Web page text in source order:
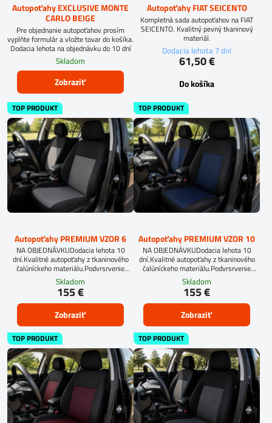
Autopoťahy EXCLUSIVE MONTE
CARLO BEIGE
Pre objednanie autopoťahov prosím
vyplňte formulár a vložte tovar do košíka.
Dodacia lehota na objednávku do 10 dní
Skladom
Zobraziť
Autopoťahy FIAT SEICENTO
Kompletná sada autopoťahov na FIAT
SEICENTO. Kvalitný pevný tkaninový
materiál.
Dodacia lehota 7 dní
61,50 €
Do košíka
TOP PRODUKT
Autopoťahy PREMIUM VZOR 6
NA OBJEDNÁVKUDodacia lehota 10
dní.Kvalitné autopoťahy z tkaninového
čalúníckeho materiálu.Podvrsrvenie
molitan 5 mm.Pri objednávke
autopoťahov šitých na mieru, vyplňte
prosím údaje o sedadlách Vášho
automobilu.
Skladom
155 €
Zobraziť
TOP PRODUKT
Autopoťahy PREMIUM VZOR 10
NA OBJEDNÁVKUDodacia lehota 10
dní.Kvalitné autopoťahy z tkaninového
čalúníckeho materiálu.Podvrsrvenie
molitan 5 mm.
Skladom
155 €
Zobraziť
TOP PRODUKT TOP PRODUKT